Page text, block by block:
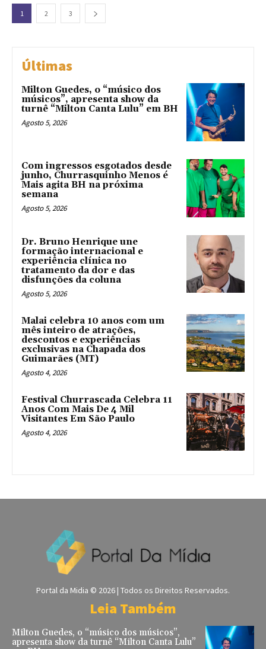
1 2 3
Últimas
Milton Guedes, o “músico dos
músicos”, apresenta show da
turnê “Milton Canta Lulu” em BH
Agosto 5, 2026
Com ingressos esgotados desde
junho, Churrasquinho Menos é
Mais agita BH na próxima
semana
Agosto 5, 2026
Dr. Bruno Henrique une
formação internacional e
experiência clínica no
tratamento da dor e das
disfunções da coluna
Agosto 5, 2026
Malai celebra 10 anos com um
mês inteiro de atrações,
descontos e experiências
exclusivas na Chapada dos
Guimarães (MT)
Agosto 4, 2026
Festival Churrascada Celebra 11
Anos Com Mais De 4 Mil
Visitantes Em São Paulo
Agosto 4, 2026
Portal da Midia © 2026 | Todos os Direitos Reservados.
Leia Também
Milton Guedes, o “músico dos músicos”,
apresenta show da turnê “Milton Canta Lulu”